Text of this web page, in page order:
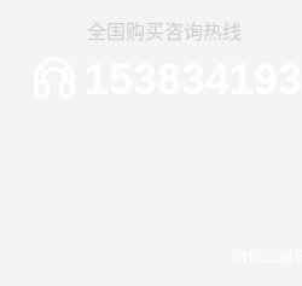
全国购买咨询热线